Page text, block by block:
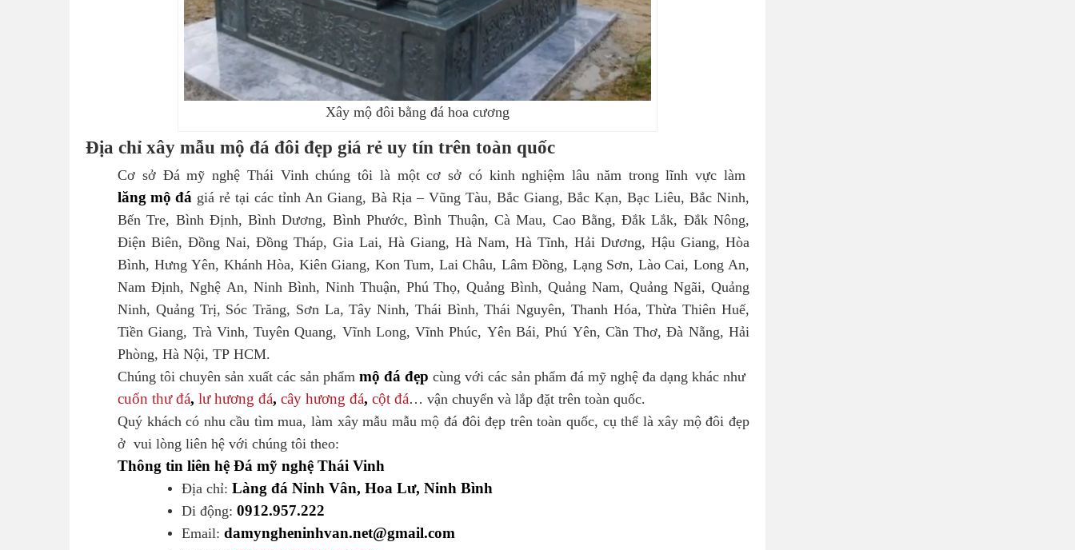
Xây mộ đôi bằng đá hoa cương
Địa chỉ xây mẫu mộ đá đôi đẹp giá rẻ uy tín trên toàn quốc
Cơ sở Đá mỹ nghệ Thái Vinh chúng tôi là một cơ sở có kinh nghiệm lâu năm trong lĩnh vực làm
lăng mộ đá giá rẻ tại các tỉnh An Giang, Bà Rịa – Vũng Tàu, Bắc Giang, Bắc Kạn, Bạc Liêu, Bắc Ninh,
Bến Tre, Bình Định, Bình Dương, Bình Phước, Bình Thuận, Cà Mau, Cao Bằng, Đắk Lắk, Đắk Nông,
Điện Biên, Đồng Nai, Đồng Tháp, Gia Lai, Hà Giang, Hà Nam, Hà Tĩnh, Hải Dương, Hậu Giang, Hòa
Bình, Hưng Yên, Khánh Hòa, Kiên Giang, Kon Tum, Lai Châu, Lâm Đồng, Lạng Sơn, Lào Cai, Long An,
Nam Định, Nghệ An, Ninh Bình, Ninh Thuận, Phú Thọ, Quảng Bình, Quảng Nam, Quảng Ngãi, Quảng
Ninh, Quảng Trị, Sóc Trăng, Sơn La, Tây Ninh, Thái Bình, Thái Nguyên, Thanh Hóa, Thừa Thiên Huế,
Tiền Giang, Trà Vinh, Tuyên Quang, Vĩnh Long, Vĩnh Phúc, Yên Bái, Phú Yên, Cần Thơ, Đà Nẵng, Hải
Phòng, Hà Nội, TP HCM.
Chúng tôi chuyên sản xuất các sản phẩm mộ đá đẹp cùng với các sản phẩm đá mỹ nghệ đa dạng khác như
cuốn thư đá, lư hương đá, cây hương đá, cột đá… vận chuyển và lắp đặt trên toàn quốc.
Quý khách có nhu cầu tìm mua, làm xây mẫu mẫu mộ đá đôi đẹp trên toàn quốc, cụ thể là xây mộ đôi đẹp
ở vui lòng liên hệ với chúng tôi theo:
Thông tin liên hệ Đá mỹ nghệ Thái Vinh
Địa chỉ: Làng đá Ninh Vân, Hoa Lư, Ninh Bình
Di động: 0912.957.222
Email: damyngheninhvan.net@gmail.com